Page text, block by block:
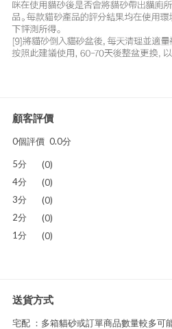
顧客評價
0個評價 0.0分
5分
(0)
4分
(0)
3分
(0)
2分
(0)
1分
(0)
送貨方式
宅配 ：多箱貓砂或訂單商品數量較多可